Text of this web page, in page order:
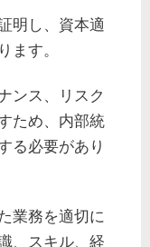
明し、資本適
ます。
ンス、リスク
ため、内部統
る必要があり
業務を適切に
、スキル、経